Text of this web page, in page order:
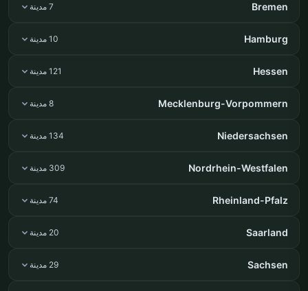
Bremen 7 مدينة
Hamburg 10 مدينة
Hessen 121 مدينة
Mecklenburg-Vorpommern 8 مدينة
Niedersachsen 134 مدينة
Nordrhein-Westfalen 309 مدينة
Rheinland-Pfalz 74 مدينة
Saarland 20 مدينة
Sachsen 29 مدينة